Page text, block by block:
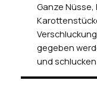
Ganze Nüsse,
gegeben
und schlucken